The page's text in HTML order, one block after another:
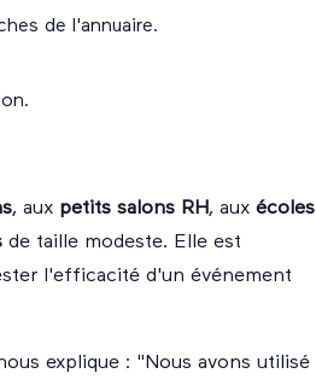
de l'annuaire.
, aux petits salons RH, aux écoles
de taille modeste. Elle est
l'efficacité d'un événement
explique : "Nous avons utilisé